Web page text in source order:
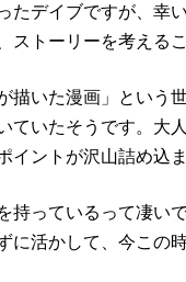
たデイブですが、幸
ストーリーを考えるこ
描いた漫画」という
ていたそうです。大
イントが沢山詰め込
持っているって凄いで
に活かして、今この